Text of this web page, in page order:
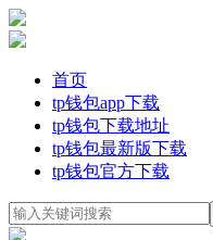
首页
tp钱包app下载
tp钱包下载地址
tp钱包最新版下载
tp钱包官方下载